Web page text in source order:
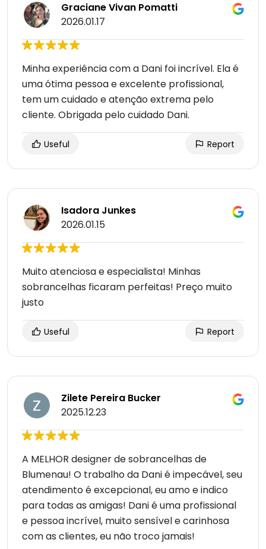
Graciane Vivan Pomatti
2026.01.17
Minha experiência com a Dani foi incrível. Ela é
uma ótima pessoa e excelente profissional,
tem um cuidado e atenção extrema pelo
cliente. Obrigada pelo cuidado Dani.
Useful Report
Isadora Junkes
2026.01.15
Muito atenciosa e especialista! Minhas
sobrancelhas ficaram perfeitas! Preço muito
justo
Useful Report
Zilete Pereira Bucker
2025.12.23
A MELHOR designer de sobrancelhas de
Blumenau! O trabalho da Dani é impecável, seu
atendimento é excepcional, eu amo e indico
para todas as amigas! Dani é uma profissional
e pessoa incrível, muito sensível e carinhosa
com as clientes, eu não troco jamais!